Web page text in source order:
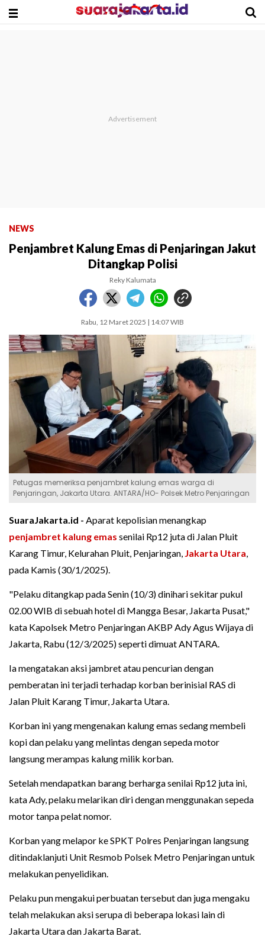
NEWS
Penjambret Kalung Emas di Penjaringan Jakut
Ditangkap Polisi
Reky Kalumata
Rabu, 12 Maret 2025 | 14:07 WIB
Petugas memeriksa penjambret kalung emas warga di
Penjaringan, Jakarta Utara. ANTARA/HO- Polsek Metro Penjaringan
SuaraJakarta.id - Aparat kepolisian menangkap
penjambret kalung emas senilai Rp12 juta di Jalan Pluit
Karang Timur, Kelurahan Pluit, Penjaringan, Jakarta Utara,
pada Kamis (30/1/2025).
"Pelaku ditangkap pada Senin (10/3) dinihari sekitar pukul
02.00 WIB di sebuah hotel di Mangga Besar, Jakarta Pusat,"
kata Kapolsek Metro Penjaringan AKBP Ady Agus Wijaya di
Jakarta, Rabu (12/3/2025) seperti dimuat ANTARA.
Ia mengatakan aksi jambret atau pencurian dengan
pemberatan ini terjadi terhadap korban berinisial RAS di
Jalan Pluit Karang Timur, Jakarta Utara.
Korban ini yang mengenakan kalung emas sedang membeli
kopi dan pelaku yang melintas dengan sepeda motor
langsung merampas kalung milik korban.
Setelah mendapatkan barang berharga senilai Rp12 juta ini,
kata Ady, pelaku melarikan diri dengan menggunakan sepeda
motor tanpa pelat nomor.
Korban yang melapor ke SPKT Polres Penjaringan langsung
ditindaklanjuti Unit Resmob Polsek Metro Penjaringan untuk
melakukan penyelidikan.
Pelaku pun mengakui perbuatan tersebut dan juga mengaku
telah melakukan aksi serupa di beberapa lokasi lain di
Jakarta Utara dan Jakarta Barat.